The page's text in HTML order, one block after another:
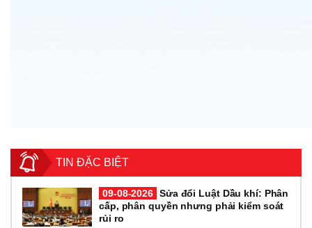
TIN ĐẶC BIỆT
09-08-2026 Sửa đổi Luật Dầu khí: Phân
cấp, phân quyền nhưng phải kiểm soát
rủi ro